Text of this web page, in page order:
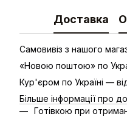
Доставка
Самовивіз з нашого
«Новою поштою» по
Кур'єром по Україні —
Більше інформації про
Готівкою при